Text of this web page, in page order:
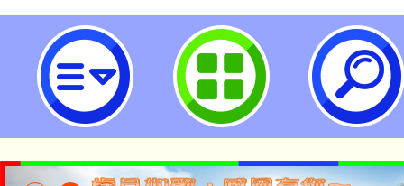
銓敘部書函修正「公務人員退休資
條、第38條及第67條規定，並自
效-桃園市立瑞坪國民中學